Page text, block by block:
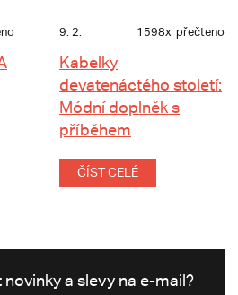
9. 2. 1598x přečteno
Kabelky
devatenáctého století:
Módní doplněk s
příběhem
ČÍST CELÉ
a slevy na e-mail?